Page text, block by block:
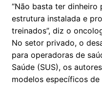
“Não basta ter dinheiro
estrutura instalada e
treinados”, diz o
No setor privado, o
para operadoras de
Saúde (SUS), os
modelos específicos